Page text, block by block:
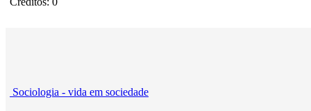
Sociologia - vida em sociedade